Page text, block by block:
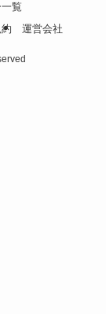
覧
運営会社